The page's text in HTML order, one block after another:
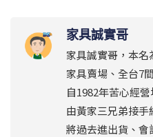
家具誠實哥
家具誠實哥，本
家具賣場、全台7
自1982年苦心經
由黃家三兄弟接手
將過去進出貨、會